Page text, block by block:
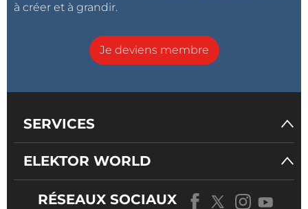
à créer et à grandir.
Je deviens membre
SERVICES
ELEKTOR WORLD
RÉSEAUX SOCIAUX